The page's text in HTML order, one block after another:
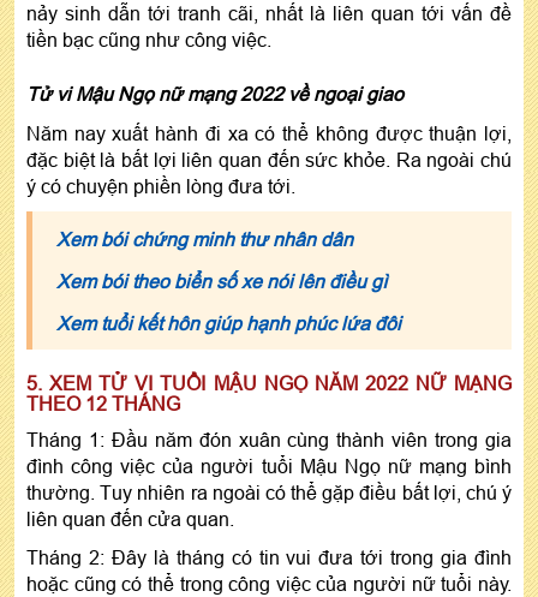
nảy sinh dẫn tới tranh cãi, nhất là liên quan tới vấn đề
tiền bạc cũng như công việc.
Tử vi Mậu Ngọ nữ mạng 2022 về ngoại giao
Năm nay xuất hành đi xa có thể không được thuận lợi,
đặc biệt là bất lợi liên quan đến sức khỏe. Ra ngoài chú
ý có chuyện phiền lòng đưa tới.
Xem bói chứng minh thư nhân dân
Xem bói theo biển số xe nói lên điều gì
Xem tuổi kết hôn giúp hạnh phúc lứa đôi
5. XEM TỬ VI TUỔI MẬU NGỌ NĂM 2022 NỮ MẠNG
THEO 12 THÁNG
Tháng 1: Đầu năm đón xuân cùng thành viên trong gia
đình công việc của người tuổi Mậu Ngọ nữ mạng bình
thường. Tuy nhiên ra ngoài có thể gặp điều bất lợi, chú ý
liên quan đến cửa quan.
Tháng 2: Đây là tháng có tin vui đưa tới trong gia đình
hoặc cũng có thể trong công việc của người nữ tuổi này.